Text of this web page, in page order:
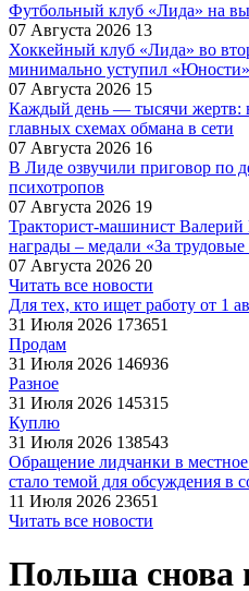
Футбольный клуб «Лида» на
07 Августа 2026 13
Хоккейный клуб «Лида» во
минимально уступил «Юности»
07 Августа 2026 15
Каждый день — тысячи жертв:
главных схемах обмана в сети
07 Августа 2026 16
В Лиде озвучили приговор по
психотропов
07 Августа 2026 19
Тракторист-машинист
награды – медали «За трудовые
07 Августа 2026 20
Читать все новости
Для тех, кто ищет работу от 1
31 Июля 2026 173651
Продам
31 Июля 2026 146936
Разное
31 Июля 2026 145315
Куплю
31 Июля 2026 138543
Обращение лидчанки в
стало темой для обсуждения в
11 Июля 2026 23651
Читать все новости
Польша снова